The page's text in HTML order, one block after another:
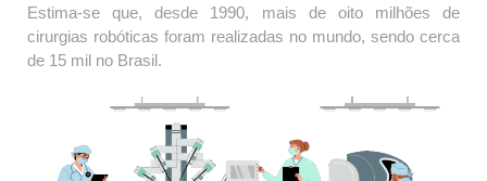
Estima-se que, desde 1990, mais de oito milhões de
cirurgias robóticas foram realizadas no mundo, sendo cerca
de 15 mil no Brasil.